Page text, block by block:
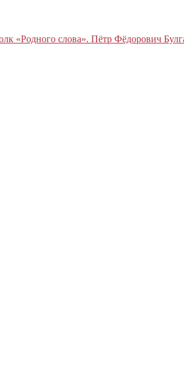
«Родного слова». Пётр Фёдорович